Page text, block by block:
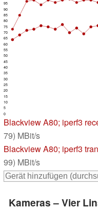
0
5
10
15
20
25
30
35
40
45
50
55
60
65
70
75
80
85
90
95
Blackview A80; iperf3
79) MBit/s
Blackview A80; iperf3
99) MBit/s
Kameras – Vier